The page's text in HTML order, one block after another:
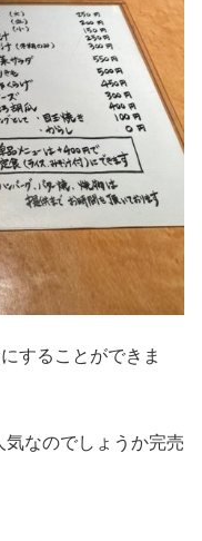
することができま
気なのでしょうか完売